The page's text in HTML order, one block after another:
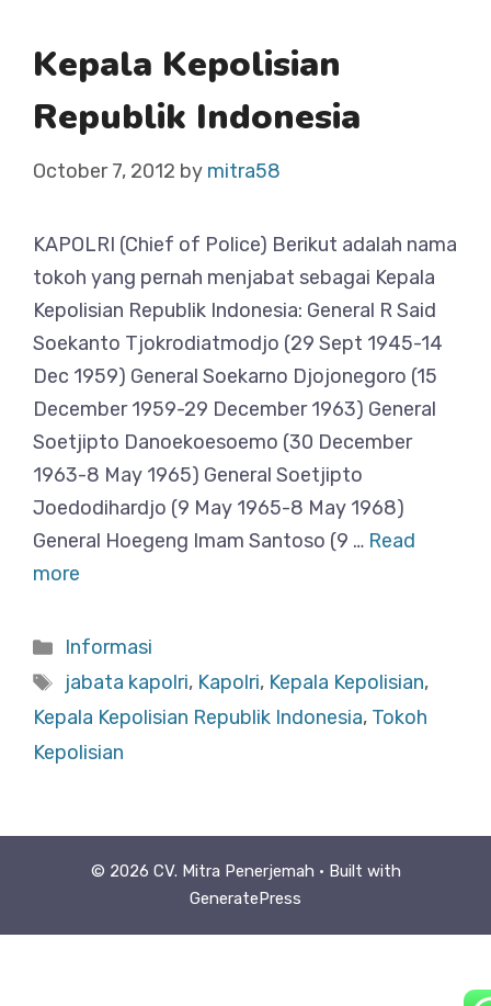
Kepala Kepolisian
Republik Indonesia
October 7, 2012 by mitra58
KAPOLRI (Chief of Police) Berikut adalah nama
tokoh yang pernah menjabat sebagai Kepala
Kepolisian Republik Indonesia: General R Said
Soekanto Tjokrodiatmodjo (29 Sept 1945-14
Dec 1959) General Soekarno Djojonegoro (15
December 1959-29 December 1963) General
Soetjipto Danoekoesoemo (30 December
1963-8 May 1965) General Soetjipto
Joedodihardjo (9 May 1965-8 May 1968)
General Hoegeng Imam Santoso (9 … Read
more
Categories
Informasi
Tags
jabata kapolri, Kapolri, Kepala Kepolisian,
Kepala Kepolisian Republik Indonesia, Tokoh
Kepolisian
© 2026 CV. Mitra Penerjemah • Built with
GeneratePress